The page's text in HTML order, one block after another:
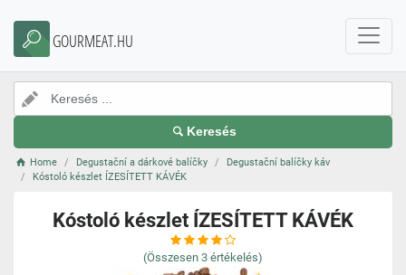
GOURMEAT.HU
Keresés
Home Degustační a dárkové balíčky
Degustační balíčky káv
Kóstoló készlet ÍZESÍTETT KÁVÉK
Kóstoló készlet ÍZESÍTETT KÁVÉK
(Összesen 3 értékelés)